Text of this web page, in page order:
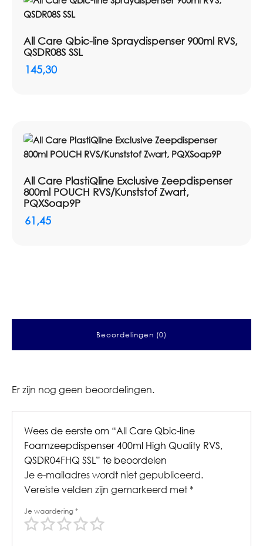
All Care Qbic-line Spraydispenser 900ml RVS,
QSDR08S SSL
145,30
All Care PlastiQline Exclusive Zeepdispenser
800ml POUCH RVS/Kunststof Zwart,
PQXSoap9P
61,45
Beoordelingen (0)
Er zijn nog geen beoordelingen.
Wees de eerste om “All Care Qbic-line
Foamzeepdispenser 400ml High Quality RVS,
QSDR04FHQ SSL” te beoordelen
Je e-mailadres wordt niet gepubliceerd.
Vereiste velden zijn gemarkeerd met *
Je waardering*